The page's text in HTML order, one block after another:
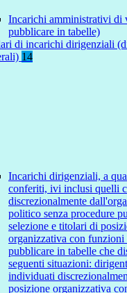
Incarichi amministrativi di
pubblicare in tabelle)
di incarichi dirigenziali
14
Incarichi dirigenziali, a
conferiti, ivi inclusi quelli
discrezionalmente
politico senza procedure
selezione e titolari di
organizzativa con
pubblicare in tabelle che
seguenti situazioni:
individuati
posizione organizzativa